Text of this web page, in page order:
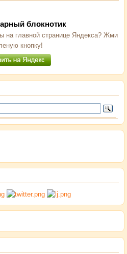
блокнотик
на главной странице Яндекса? Жми
кнопку!